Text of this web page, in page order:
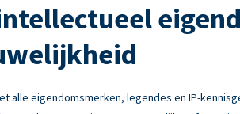
alle eigendomsmerken, legendes en IP-